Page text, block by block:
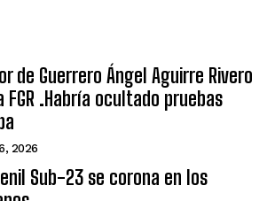
de Guerrero Ángel Aguirre Rivero
.Habría ocultado pruebas
2026
Sub-23 se corona en los